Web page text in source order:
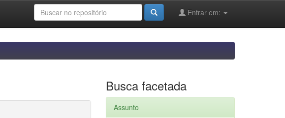
Entrar em:
Busca facetada
Assunto